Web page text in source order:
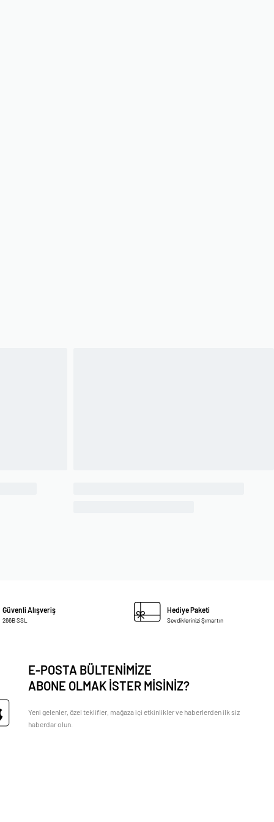
Güvenli Alışveriş
266B SSL
Hediye Paketi
Sevdiklerinizi Şımartın
E-POSTA BÜLTENİMİZE
ABONE OLMAK İSTER MİSİNİZ?
Yeni gelenler, özel teklifler, mağaza içi etkinlikler ve haberlerden ilk siz
haberdar olun.